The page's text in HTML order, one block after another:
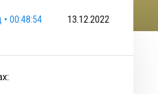
• 00:48:54 13.12.2022